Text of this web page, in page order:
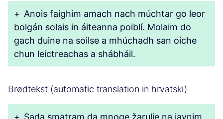
+ Anois faighim amach nach múchtar go leor
bolgán solais in áiteanna poiblí. Molaim do
gach duine na soilse a mhúchadh san oíche
chun leictreachas a shábháil.
Brødtekst (automatic translation in hrvatski)
+ Sada smatram da mnoge žarulje na javnim